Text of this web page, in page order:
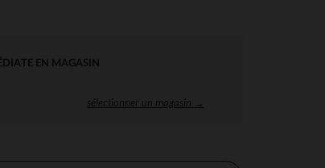
EN MAGASIN
sélectionner un magasin →